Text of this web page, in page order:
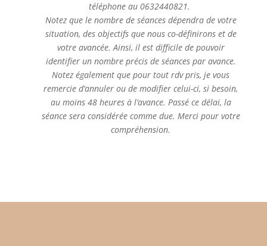
téléphoneau 0632440821.
Notez que le nombre de séances dépendra de votre
situation, des objectifs que nous co-définirons et de
votre avancée. Ainsi, il est difficile de pouvoir
identifier un nombre précis de séances par avance.
Notez également que pour tout rdv pris, je vous
remercie d’annuler ou de modifier celui-ci, si besoin,
au moins 48 heures à l’avance. Passé ce délai, la
séance sera considérée comme due. Merci pour votre
compréhension.